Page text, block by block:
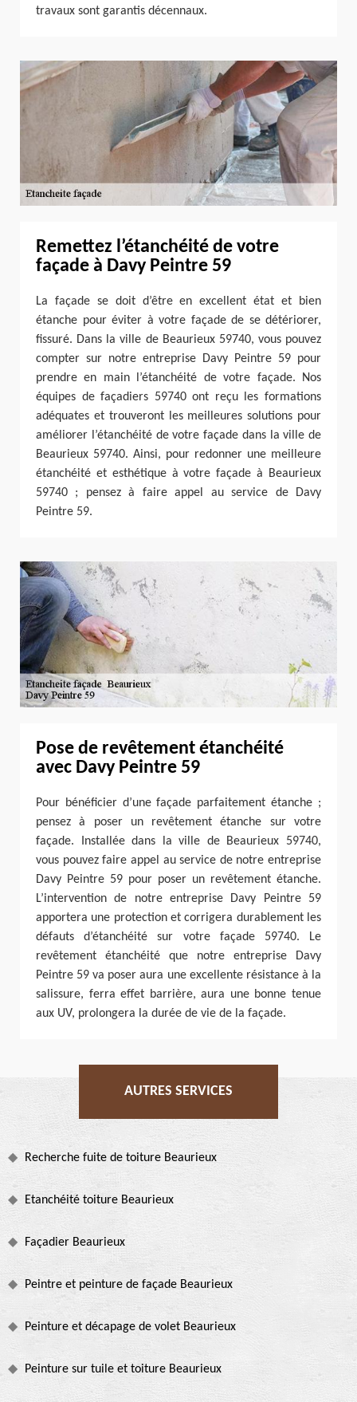
travaux sont garantis décennaux.
Remettez l’étanchéité de votre
façade à Davy Peintre 59
La façade se doit d’être en excellent état et bien
étanche pour éviter à votre façade de se détériorer,
fissuré. Dans la ville de Beaurieux 59740, vous pouvez
compter sur notre entreprise Davy Peintre 59 pour
prendre en main l’étanchéité de votre façade. Nos
équipes de façadiers 59740 ont reçu les formations
adéquates et trouveront les meilleures solutions pour
améliorer l’étanchéité de votre façade dans la ville de
Beaurieux 59740. Ainsi, pour redonner une meilleure
étanchéité et esthétique à votre façade à Beaurieux
59740 ; pensez à faire appel au service de Davy
Peintre 59.
Pose de revêtement étanchéité
avec Davy Peintre 59
Pour bénéficier d’une façade parfaitement étanche ;
pensez à poser un revêtement étanche sur votre
façade. Installée dans la ville de Beaurieux 59740,
vous pouvez faire appel au service de notre entreprise
Davy Peintre 59 pour poser un revêtement étanche.
L’intervention de notre entreprise Davy Peintre 59
apportera une protection et corrigera durablement les
défauts d’étanchéité sur votre façade 59740. Le
revêtement étanchéité que notre entreprise Davy
Peintre 59 va poser aura une excellente résistance à la
salissure, ferra effet barrière, aura une bonne tenue
aux UV, prolongera la durée de vie de la façade.
AUTRES SERVICES
Recherche fuite de toiture Beaurieux
Etanchéité toiture Beaurieux
Façadier Beaurieux
Peintre et peinture de façade Beaurieux
Peinture et décapage de volet Beaurieux
Peinture sur tuile et toiture Beaurieux